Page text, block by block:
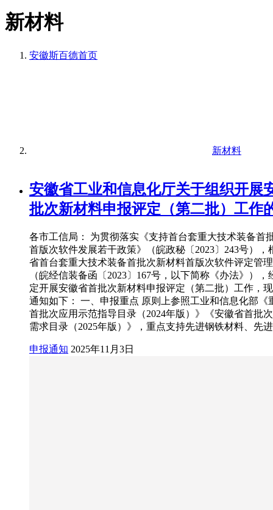
新材料
安徽斯百德首页
新材料
安徽省工业和信息化厅关于组织开展
批次新材料申报评定（第二批）工作
各市工信局： 为贯彻落实《支持首台套重大技术装备首
首版次软件发展若干政策》（皖政秘〔2023〕243号），
省首台套重大技术装备首批次新材料首版次软件评定管
（皖经信装备函〔2023〕167号，以下简称《办法》），
定开展安徽省首批次新材料申报评定（第二批）工作，
通知如下： 一、申报重点 原则上参照工业和信息化部《
首批次应用示范指导目录（2024年版）》《安徽省首批
需求目录（2025年版）》，重点支持先进钢铁材料、先
申报通知 2025年11月3日